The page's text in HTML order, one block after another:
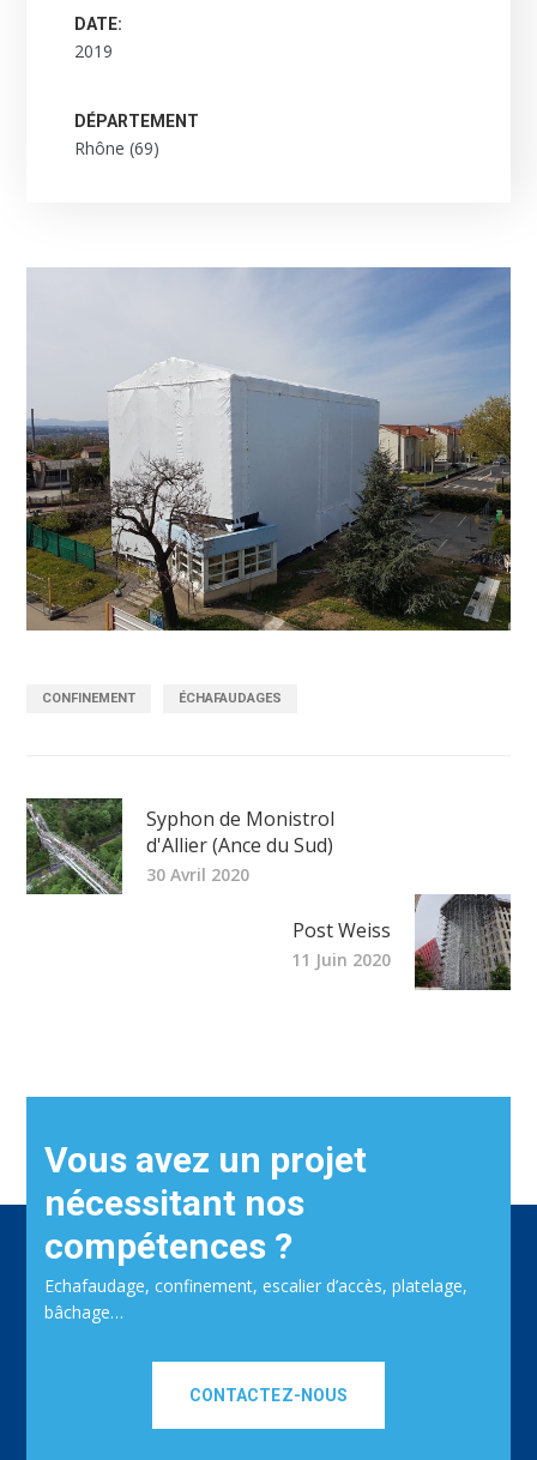
DATE:
2019
DÉPARTEMENT
Rhône (69)
CONFINEMENT ÉCHAFAUDAGES
Syphon de Monistrol
d'Allier (Ance du Sud)
30 Avril 2020
Post Weiss
11 Juin 2020
Vous avez un projet
nécessitant nos
compétences ?
Echafaudage, confinement, escalier d’accès, platelage,
bâchage…
CONTACTEZ-NOUS